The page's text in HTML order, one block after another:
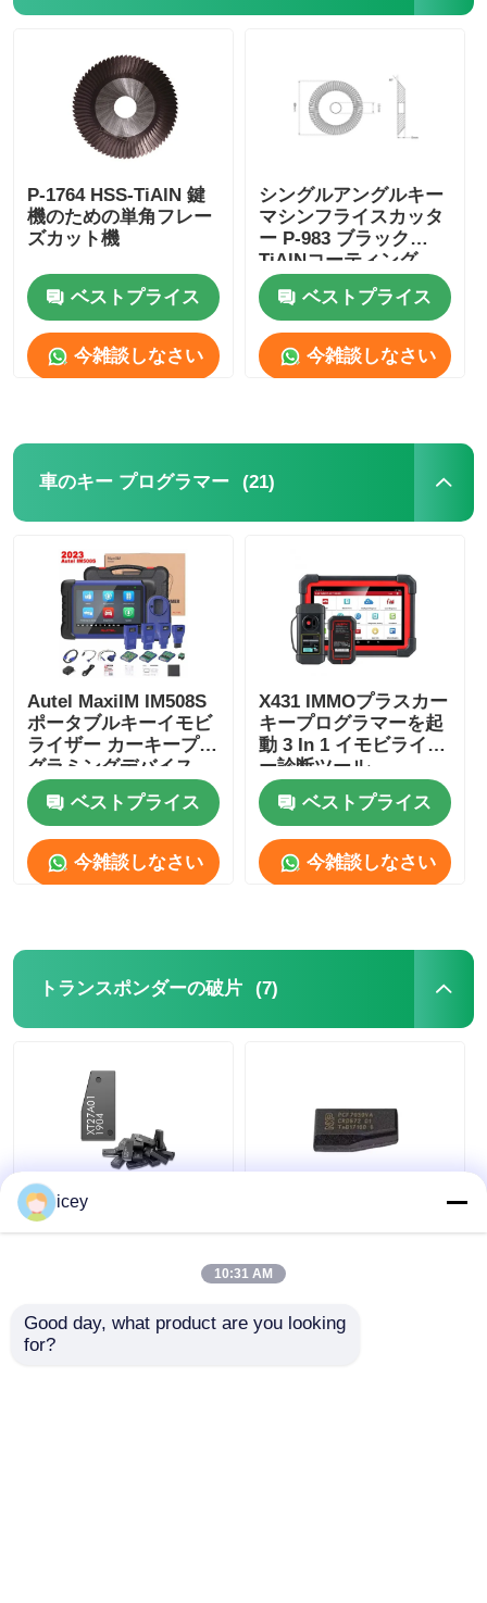
P-1764 HSS-TiAlN 鍵
機のための単角フレー
ズカット機
ベストプライス
今雑談しなさい
シングルアングルキー
マシンフライスカッタ
ー P-983 ブラック
TiAlNコーティング
ベストプライス
今雑談しなさい
車のキー プログラマー (21)
Autel MaxiIM IM508S
ポータブルキーイモビ
ライザー カーキープロ
グラミングデバイス
ベストプライス
今雑談しなさい
X431 IMMOプラスカー
キープログラマーを起
動 3 In 1 イモビライザ
ー診断ツール
ベストプライス
今雑談しなさい
トランスポンダーの破片 (7)
自動車用トランスポン
ダーチップ Xhorse
用トランスポンダーチ
icey
10:31 AM
Good day, what product are you looking
for?